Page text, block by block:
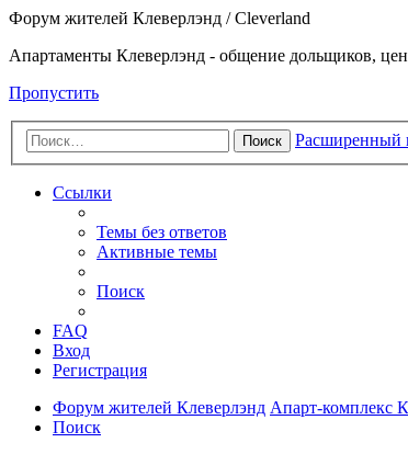
Форум жителей Клеверлэнд / Cleverland
Апартаменты Клеверлэнд - общение дольщиков,
Пропустить
Поиск Расширенный
Ссылки
Темы без ответов
Активные темы
Поиск
FAQ
Вход
Регистрация
Форум жителей Клеверлэнд Апарт-комплекс
Поиск